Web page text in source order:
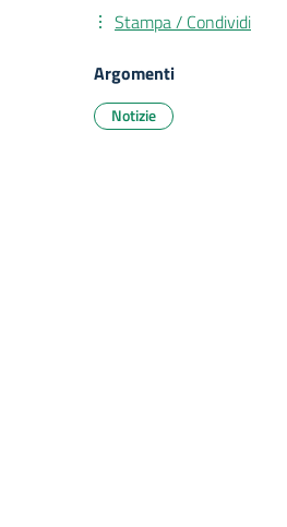
Stampa / Condividi
Argomenti
Notizie